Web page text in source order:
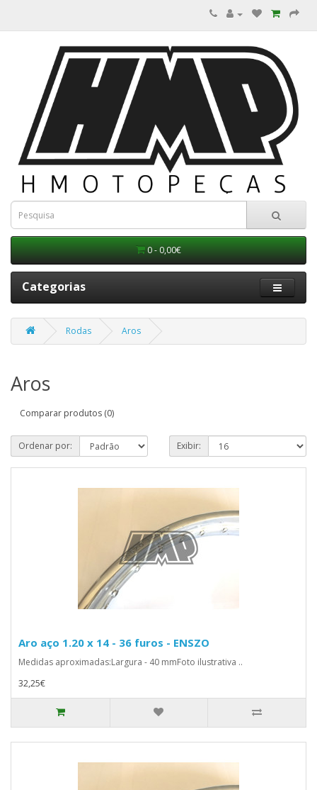
0 - 0,00€
Categorias
Rodas Aros
Aros
Comparar produtos (0)
Ordenar por: Exibir:
Aro aço 1.20 x 14 - 36 furos - ENSZO
Medidas aproximadas:Largura - 40 mmFoto ilustrativa ..
32,25€